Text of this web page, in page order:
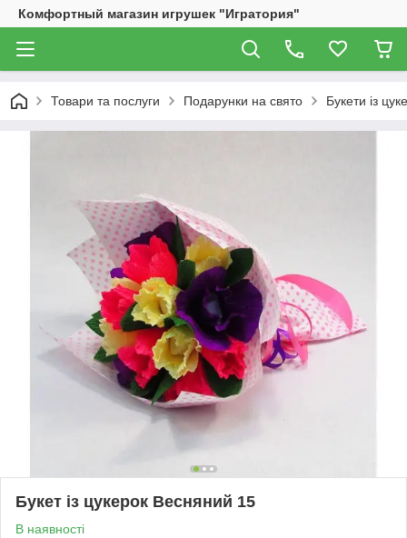
Комфортный магазин игрушек "Игратория"
Товари та послуги Подарунки на свято Букети із
Букет із цукерок Весняний 15
В наявності